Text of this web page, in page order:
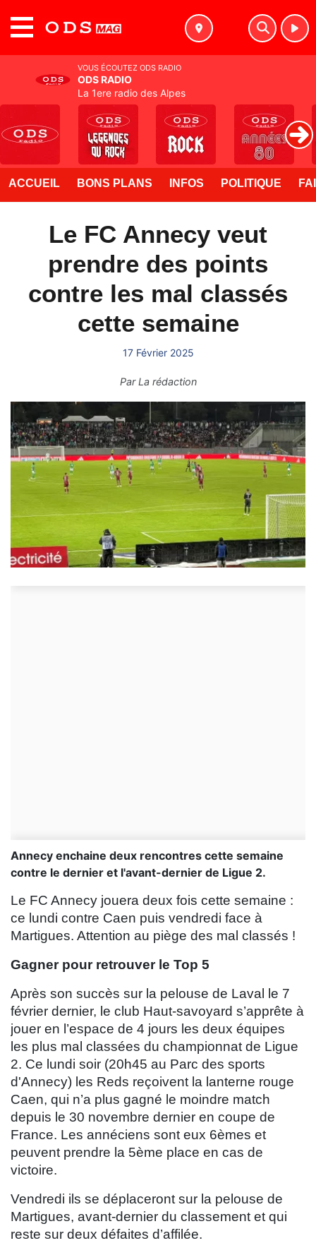
ACCUEIL BONS PLANS INFOS POLITIQUE
Le FC Annecy veut
prendre des points
contre les mal classés
cette semaine
17 Février 2025
ParLa rédaction
Annecy enchaine deux rencontres cette semaine
contre le dernier et l'avant-dernier de Ligue 2.
Le FC Annecy jouera deux fois cette semaine :
ce lundi contre Caen puis vendredi face à
Martigues. Attention au piège des mal classés !
Gagner pour retrouver le Top 5
Après son succès sur la pelouse de Laval le 7
février dernier, le club Haut-savoyard s’apprête à
jouer en l’espace de 4 jours les deux équipes
les plus mal classées du championnat de Ligue
2. Ce lundi soir (20h45 au Parc des sports
d'Annecy) les Reds reçoivent la lanterne rouge
Caen, qui n’a plus gagné le moindre match
depuis le 30 novembre dernier en coupe de
France. Les annéciens sont eux 6èmes et
peuvent prendre la 5ème place en cas de
victoire.
Vendredi ils se déplaceront sur la pelouse de
Martigues, avant-dernier du classement et qui
reste sur deux défaites d’affilée.
VOUS ÉCOUTEZ ODS RADIO
ODS RADIO
La 1ere radio des Alpes